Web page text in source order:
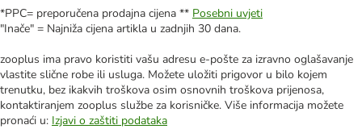
*PPC= preporučena prodajna cijena ** Posebni uvjeti
"Inače" = Najniža cijena artikla u zadnjih 30 dana.
zooplus ima pravo koristiti vašu adresu e-pošte za izravno oglašavanje
vlastite slične robe ili usluga. Možete uložiti prigovor u bilo kojem
trenutku, bez ikakvih troškova osim osnovnih troškova prijenosa,
kontaktiranjem zooplus službe za korisničke. Više informacija možete
pronaći u: Izjavi o zaštiti podataka